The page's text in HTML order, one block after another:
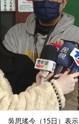
吳思瑤今（15日）表